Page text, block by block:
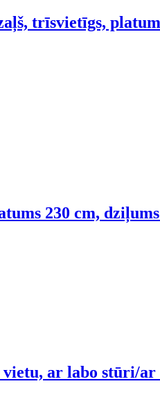
trīsvietīgs,
230 cm,
vietu, ar labo stūri/